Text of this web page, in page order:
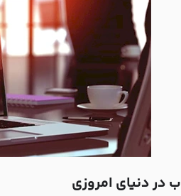
دنیای امروزی